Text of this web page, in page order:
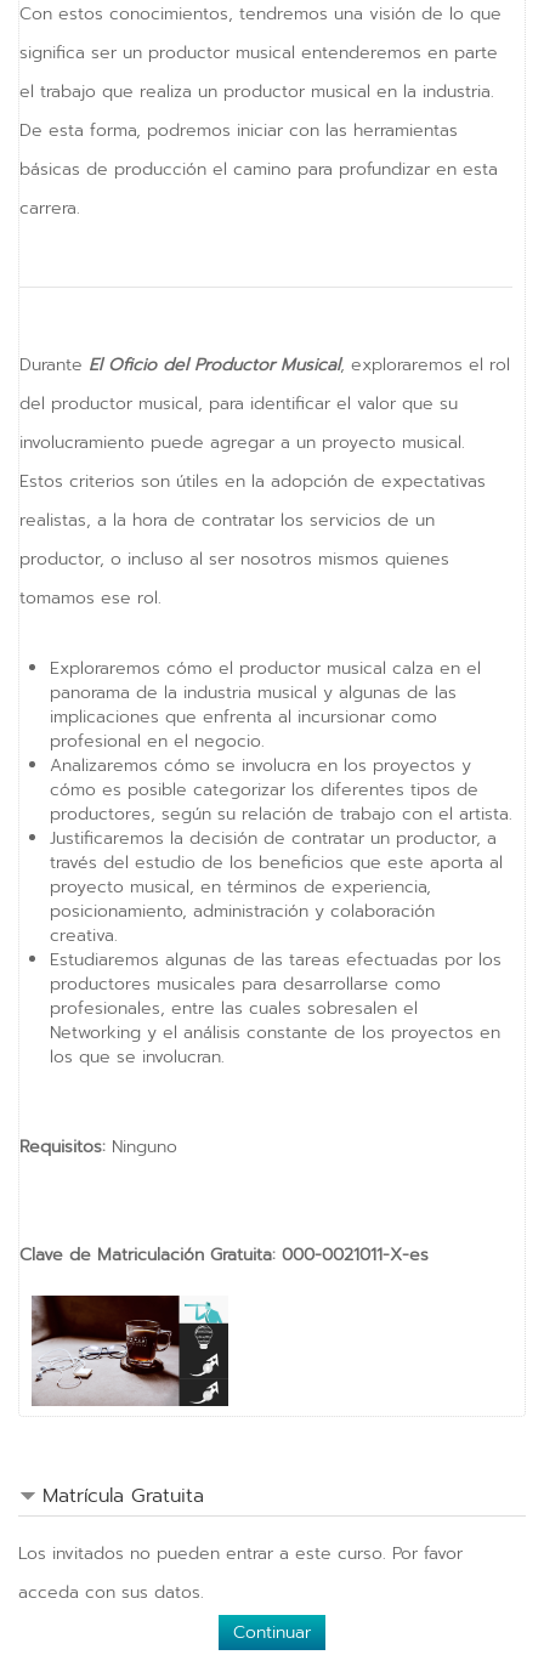
Con estos conocimientos, tendremos una visión de lo que
significa ser un productor musical entenderemos en parte
el trabajo que realiza un productor musical en la industria.
De esta forma, podremos iniciar con las herramientas
básicas de producción el camino para profundizar en esta
carrera.
Durante El Oficio del Productor Musical, exploraremos el rol
del productor musical, para identificar el valor que su
involucramiento puede agregar a un proyecto musical.
Estos criterios son útiles en la adopción de expectativas
realistas, a la hora de contratar los servicios de un
productor, o incluso al ser nosotros mismos quienes
tomamos ese rol.
Exploraremos cómo el productor musical calza en el
panorama de la industria musical y algunas de las
implicaciones que enfrenta al incursionar como
profesional en el negocio.
Analizaremos cómo se involucra en los proyectos y
cómo es posible categorizar los diferentes tipos de
productores, según su relación de trabajo con el artista.
Justificaremos la decisión de contratar un productor, a
través del estudio de los beneficios que este aporta al
proyecto musical, en términos de experiencia,
posicionamiento, administración y colaboración
creativa.
Estudiaremos algunas de las tareas efectuadas por los
productores musicales para desarrollarse como
profesionales, entre las cuales sobresalen el
Networking y el análisis constante de los proyectos en
los que se involucran.
Requisitos: Ninguno
Clave de Matriculación Gratuita: 000-0021011-X-es
Matrícula Gratuita
Los invitados no pueden entrar a este curso. Por favor
acceda con sus datos.
Continuar